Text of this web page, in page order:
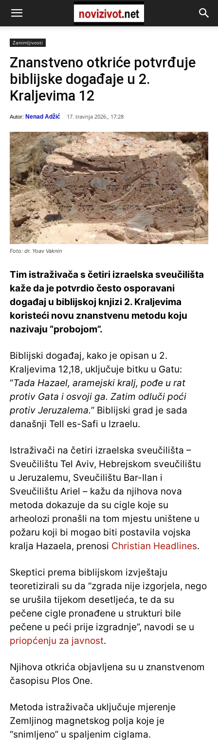
Zanimljivosti
Znanstveno otkriće potvrđuje
biblijske događaje u 2.
Kraljevima 12
Autor: Nenad Adžić 17. travnja 2026., 17:28
Foto: dr. Yoav Vaknin
Tim istraživača s četiri izraelska sveučilišta
kaže da je potvrdio često osporavani
događaj u biblijskoj knjizi 2. Kraljevima
koristeći novu znanstvenu metodu koju
nazivaju “probojom”.
Biblijski događaj, kako je opisan u 2.
Kraljevima 12,18, uključuje bitku u Gatu:
“Tada Hazael, aramejski kralj, pođe u rat
protiv Gata i osvoji ga. Zatim odluči poći
protiv Jeruzalema.” Biblijski grad je sada
današnji Tell es-Safi u Izraelu.
Istraživači na četiri izraelska sveučilišta –
Sveučilištu Tel Aviv, Hebrejskom sveučilištu
u Jeruzalemu, Sveučilištu Bar-Ilan i
Sveučilištu Ariel – kažu da njihova nova
metoda dokazuje da su cigle koje su
arheolozi pronašli na tom mjestu uništene u
požaru koji bi mogao biti postavila vojska
kralja Hazaela, prenosi Christian Headlines.
Skeptici prema biblijskom izvještaju
teoretizirali su da “zgrada nije izgorjela, nego
se urušila tijekom desetljeća, te da su
pečene cigle pronađene u strukturi bile
pečene u peći prije izgradnje”, navodi se u
priopćenju za javnost.
Njihova otkrića objavljena su u znanstvenom
časopisu Plos One.
Metoda istraživača uključuje mjerenje
Zemljinog magnetskog polja koje je
“snimljeno” u spaljenim ciglama.